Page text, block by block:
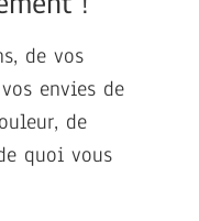
de vos
envies de
de
quoi vous